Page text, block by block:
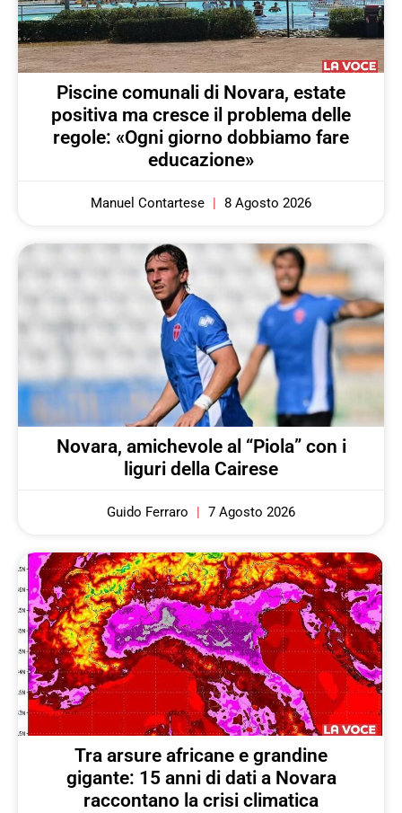
Piscine comunali di Novara, estate
positiva ma cresce il problema delle
regole: «Ogni giorno dobbiamo fare
educazione»
Manuel Contartese 8 Agosto 2026
Novara, amichevole al “Piola” con i
liguri della Cairese
Guido Ferraro 7 Agosto 2026
Tra arsure africane e grandine
gigante: 15 anni di dati a Novara
raccontano la crisi climatica